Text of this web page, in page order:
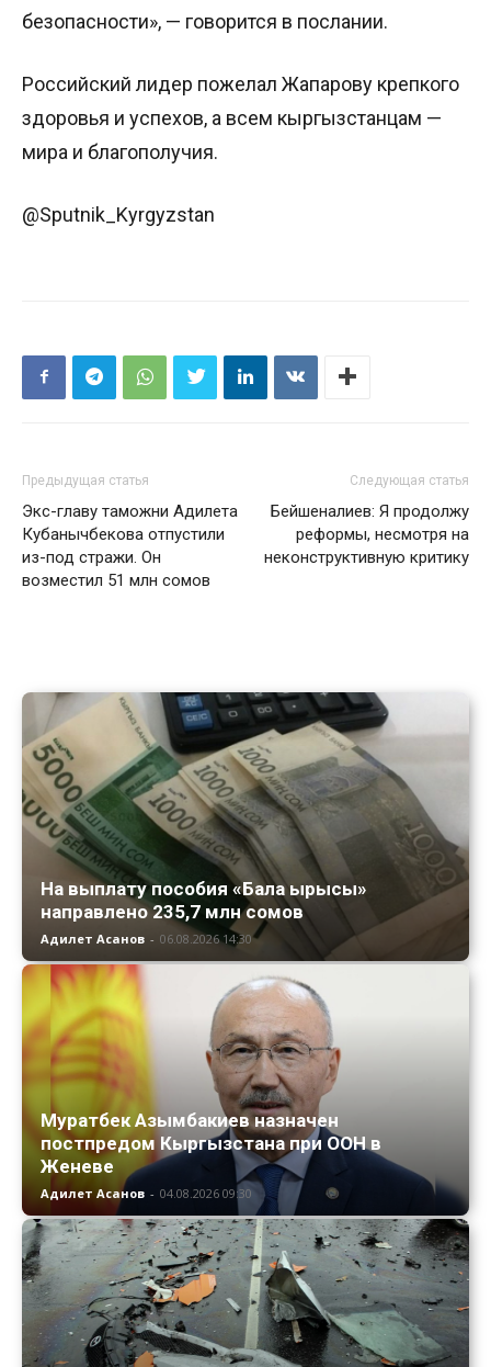
безопасности», — говорится в послании.
Российский лидер пожелал Жапарову крепкого
здоровья и успехов, а всем кыргызстанцам —
мира и благополучия.
@Sputnik_Kyrgyzstan
Предыдущая статья
Экс-главу таможни Адилета
Кубанычбекова отпустили
из-под стражи. Он
возместил 51 млн сомов
Следующая статья
Бейшеналиев: Я продолжу
реформы, несмотря на
неконструктивную критику
На выплату пособия «Бала ырысы»
направлено 235,7 млн сомов
Адилет Асанов - 06.08.2026 14:30
Муратбек Азымбакиев назначен
постпредом Кыргызстана при ООН в
Женеве
Адилет Асанов - 04.08.2026 09:30